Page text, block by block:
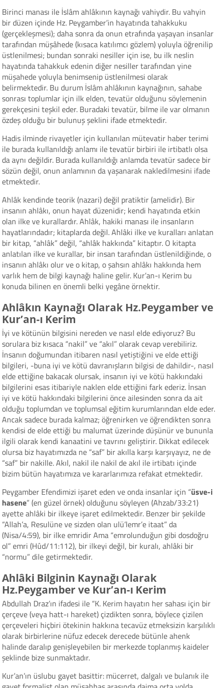
Birinci manası ile İslâm ahlâkının kaynağı vahiydir. Bu vahyin
bir düzen içinde Hz. Peygamber’in hayatında tahakkuku
(gerçekleşmesi); daha sonra da onun etrafında yaşayan insanlar
tarafından müşâhede (kısaca katılımcı gözlem) yoluyla öğrenilip
üstlenilmesi; bundan sonraki nesiller için ise, bu ilk neslin
hayatında tahakkuk edenin diğer nesiller tarafından yine
müşahede yoluyla benimsenip üstlenilmesi olarak
belirmektedir. Bu durum İslâm ahlâkının kaynağının, sahabe
sonrası toplumlar için ilk elden, tevatür olduğunu söylemenin
gerekçesini teşkil eder. Buradaki tevatür, bilme ile var olmanın
özdeş olduğu bir bulunuş şeklini ifade etmektedir.
Hadis ilminde rivayetler için kullanılan mütevatir haber terimi
ile burada kullanıldığı anlamı ile tevatür birbiri ile irtibatlı olsa
da aynı değildir. Burada kullanıldığı anlamda tevatür sadece bir
sözün değil, onun anlamının da yaşanarak nakledilmesini ifade
etmektedir.
Ahlâk kendinde teorik (nazari) değil pratiktir (amelidir). Bir
insanın ahlâkı, onun hayat düzenidir; kendi hayatında etkin
olan ilke ve kurallardır. Ahlâk, hakiki manası ile insanların
hayatlarındadır; kitaplarda değil. Ahlâki ilke ve kuralları anlatan
bir kitap, “ahlâk” değil, “ahlâk hakkında” kitaptır. O kitapta
anlatılan ilke ve kurallar, bir insan tarafından üstlenildiğinde, o
insanın ahlâkı olur ve o kitap, o şahsın ahlâkı hakkında hem
varlık hem de bilgi kaynağı haline gelir. Kur’an-ı Kerim bu
konuda bilinen en önemli belki yegâne örnektir.
Ahlâkın Kaynağı Olarak Hz.Peygamber ve
Kur’an-ı Kerim
İyi ve kötünün bilgisini nereden ve nasıl elde ediyoruz? Bu
sorulara biz kısaca “nakil” ve “akıl” olarak cevap verebiliriz.
İnsanın doğumundan itibaren nasıl yetiştiğini ve elde ettiği
bilgileri, -buna iyi ve kötü davranışların bilgisi de dahildir-, nasıl
elde ettiğine bakacak olursak, insanın iyi ve kötü hakkındaki
bilgilerini esas itibariyle naklen elde ettiğini fark ederiz. İnsan
iyi ve kötü hakkındaki bilgilerini önce ailesinden sonra da ait
olduğu toplumdan ve toplumsal eğitim kurumlarından elde eder.
Ancak sadece burada kalmaz; öğrenirken ve öğrendikten sonra
kendisi de elde ettiği bu malumat üzerinde düşünür ve bununla
ilgili olarak kendi kanaatini ve tavrını geliştirir. Dikkat edilecek
olursa biz hayatımızda ne “saf” bir akılla karşı karşıyayız, ne de
“saf” bir nakille. Akıl, nakil ile nakil de akıl ile irtibatı içinde
bizim bütün hayatımıza ve kararlarımıza refakat etmektedir.
Peygamber Efendimizi işaret eden ve onda insanlar için “üsve-i
hasene” (en güzel örnek) olduğunu söyleyen (Ahzab/33:21)
ayette ahlâki bir ilkeye işaret edilmektedir. Benzer bir şekilde
“Allah’a, Resulüne ve sizden olan ulü’lemr’e itaat” da
(Nisa/4:59), bir ilke emridir Ama “emrolunduğun gibi dosdoğru
ol” emri (Hûd/11:112), bir ilkeyi değil, bir kuralı, ahlâki bir
“normu” dile getirmektedir.
Ahlâki Bilginin Kaynağı Olarak
Hz.Peygamber ve Kur’an-ı Kerim
Abdullah Draz’ın ifadesi ile “K. Kerim hayatın her sahası için bir
çerçeve (veya hatt-ı hareket) çizdikten sonra, böylece çizilen
çerçeveleri hiçbiri ötekinin hakkına tecavüz etmeksizin karşılıklı
olarak birbirlerine nüfuz edecek derecede bütünle ahenk
halinde daralıp genişleyebilen bir merkezde toplanmış kaideler
şeklinde bize sunmaktadır.
Kur’an’ın üslubu gayet basittir: mücerret, dalgalı ve bulanık ile